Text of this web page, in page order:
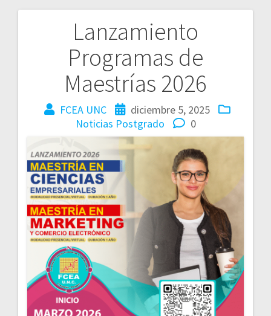
Lanzamiento
Programas de
Maestrías 2026
FCEA UNC
diciembre 5, 2025
Noticias Postgrado 0